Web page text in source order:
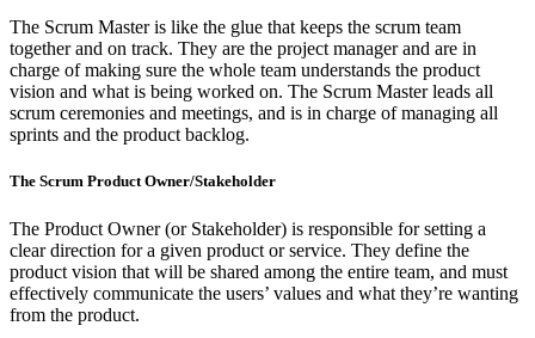
The Scrum Master is like the glue that keeps the scrum team
together and on track. They are the project manager and are in
charge of making sure the whole team understands the product
vision and what is being worked on. The Scrum Master leads all
scrum ceremonies and meetings, and is in charge of managing all
sprints and the product backlog.
The Scrum Product Owner/Stakeholder
The Product Owner (or Stakeholder) is responsible for setting a
clear direction for a given product or service. They define the
product vision that will be shared among the entire team, and must
effectively communicate the users’ values and what they’re wanting
from the product.